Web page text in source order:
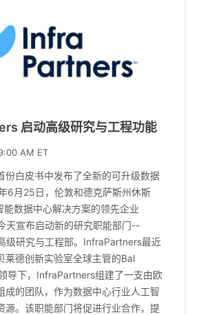
启动高级研究与工程功能
AM ET
份白皮书中发布了全新的可升级数据
6月25日，伦敦和德克萨斯州休斯
数据中心解决方案的领先企业
天宣布启动新的研究职能部门--
级研究与工程部。InfraPartners最近
莱德创新实验室全球主管的Bal
导下，InfraPartners组建了一支由欧
成的团队，作为数据中心行业人工智
源。该职能部门将促进行业合作，提